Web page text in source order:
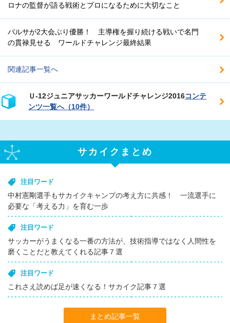
ロナの監督が語る戦術とプロになるために大切なこと
バルサが2大会ぶり優勝！ 主導権を握り続ける戦いで名門
の貫禄見せる ワールドチャレンジ最終結果
関連記事一覧へ
Ｕ‐12ジュニアサッカーワールドチャレンジ2016コンテ
ンツ一覧へ（10件）
サカイクまとめ
注目ワード
中村憲剛選手もサカイクキャンプの考え方に共感！ 一流選手に
必要な「考える力」を育む一歩
注目ワード
サッカーがうまくなる一番の方法が、技術指導ではなく人間性を
磨くことだと教えてくれる記事７選
注目ワード
これさえ読めば足が速くなる！サカイク記事７選
まとめ記事一覧